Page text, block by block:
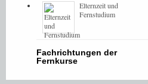
Elternzeit und
Fernstudium
Fachrichtungen der
Fernkurse